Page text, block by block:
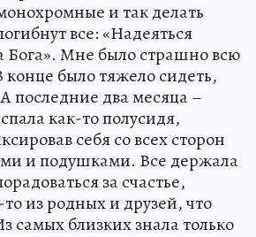
и так делать
все: «Надеяться
Бога». Мне было страшно всю
было тяжело сидеть,
последние два месяца –
как-то полусидя,
себя со всех сторон
и подушками. Все держала
за счастье,
то из родных и друзей, что
самых близких знала только